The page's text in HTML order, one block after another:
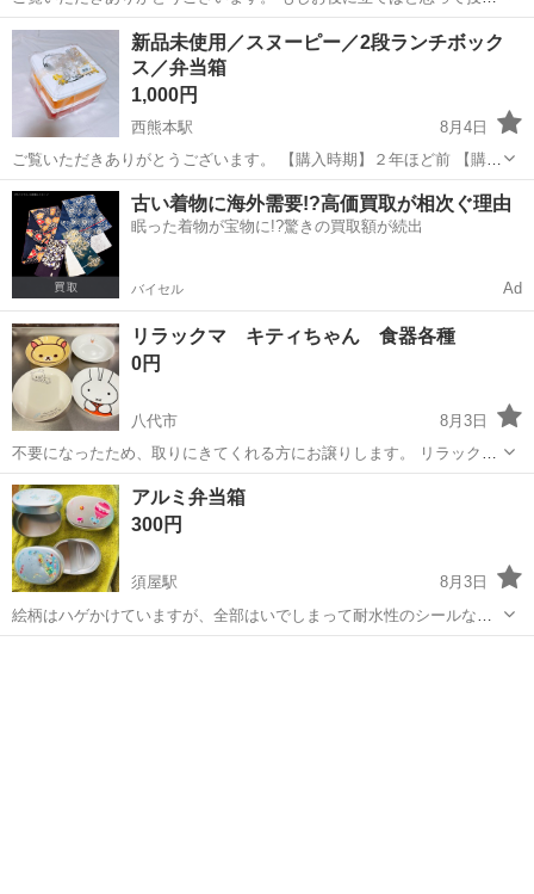
しました。 〜引き取り条件〜 一部ではなく全て引き取り可能な方 概
ね10時位から15時位まで コンビニ駐車場にて できれば早めにお願い
します。
熊本 熊本市 光の森駅
新品未使用／スヌーピー／2段ランチボック
ス／弁当箱
1,000円
西熊本駅
8月4日
ご覧いただきありがとうございます。 【購入時期】２年ほど前 【購入
時価格】不明 【サイズ】横幅約24／奥行き約21／高さ約16／いずれも
外寸 【傷などの状態】新品未開封ですが、2年ほど保管していたため
外装に少し汚れがありま...
熊本 熊本市 西熊本駅 食器
古い着物に海外需要!?高価買取が相次ぐ理由
眠った着物が宝物に!?驚きの買取額が続出
バイセル Ad
リラックマ キティちゃん 食器各種
0円
八代市
8月3日
不要になったため、取りにきてくれる方にお譲りします。 リラックマ
ミッフィー キティちゃん 平皿2 カレー皿3 どんぶり1 ガラスボウル4
熊本 八代市
アルミ弁当箱
300円
須屋駅
8月3日
絵柄はハゲかけていますが、全部はいでしまって耐水性のシールなど
を貼っていただけると良いです。 3つまとめて